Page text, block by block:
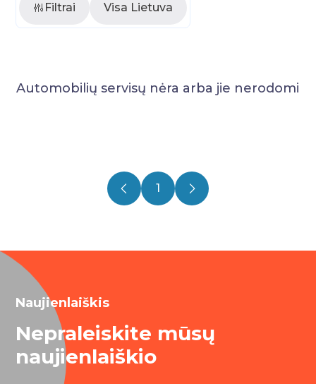
Filtrai Visa Lietuva
Automobilių servisų nėra arba jie nerodomi
1
Naujienlaiškis
Nepraleiskite mūsų
naujienlaiškio